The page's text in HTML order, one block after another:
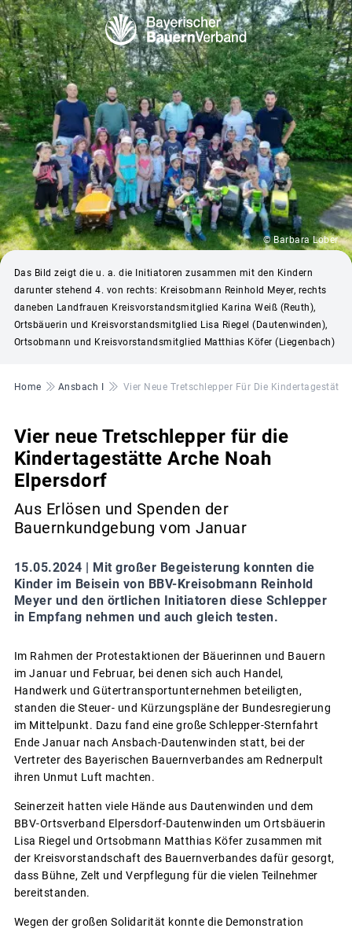
© Barbara Lober
Das Bild zeigt die u. a. die Initiatoren zusammen mit den Kindern
darunter stehend 4. von rechts: Kreisobmann Reinhold Meyer, rechts
daneben Landfrauen Kreisvorstandsmitglied Karina Weiß (Reuth),
Ortsbäuerin und Kreisvorstandsmitglied Lisa Riegel (Dautenwinden),
Ortsobmann und Kreisvorstandsmitglied Matthias Köfer (Liegenbach)
Pfadnavigation
Home Ansbach I Vier Neue Tretschlepper Für Die
Vier neue Tretschlepper für die
Kindertagestätte Arche Noah
Elpersdorf
Aus Erlösen und Spenden der
Bauernkundgebung vom Januar
15.05.2024 |
Mit großer Begeisterung konnten die
Kinder im Beisein von BBV-Kreisobmann Reinhold
Meyer und den örtlichen Initiatoren diese Schlepper
in Empfang nehmen und auch gleich testen.
Im Rahmen der Protestaktionen der Bäuerinnen und Bauern
im Januar und Februar, bei denen sich auch Handel,
Handwerk und Gütertransportunternehmen beteiligten,
standen die Steuer- und Kürzungspläne der Bundesregierung
im Mittelpunkt. Dazu fand eine große Schlepper-Sternfahrt
Ende Januar nach Ansbach-Dautenwinden statt, bei der
Vertreter des Bayerischen Bauernverbandes am Rednerpult
ihren Unmut Luft machten.
Seinerzeit hatten viele Hände aus Dautenwinden und dem
BBV-Ortsverband Elpersdorf-Dautenwinden um Ortsbäuerin
Lisa Riegel und Ortsobmann Matthias Köfer zusammen mit
der Kreisvorstandschaft des Bauernverbandes dafür gesorgt,
dass Bühne, Zelt und Verpflegung für die vielen Teilnehmer
bereitstanden.
Wegen der großen Solidarität konnte die Demonstration